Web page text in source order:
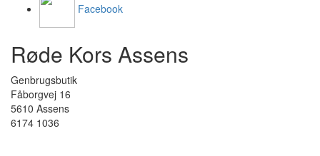
Facebook
Røde Kors Assens
Genbrugsbutik
Fåborgvej 16
5610 Assens
6174 1036